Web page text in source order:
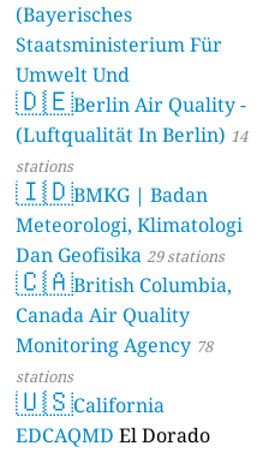
(Bayerisches
Staatsministerium Für
Umwelt Und
Verbraucherschutz) - LfU
46 stations
🇩🇪Berlin Air Quality -
(Luftqualität In Berlin) 14
stations
🇮🇩BMKG | Badan
Meteorologi, Klimatologi
Dan Geofisika 29 stations
🇨🇦British Columbia,
Canada Air Quality
Monitoring Agency 78
stations
🇺🇸California
EDCAQMDEl Dorado